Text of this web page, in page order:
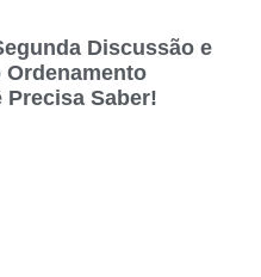
Discussão e
Ordenamento
Precisa Saber!